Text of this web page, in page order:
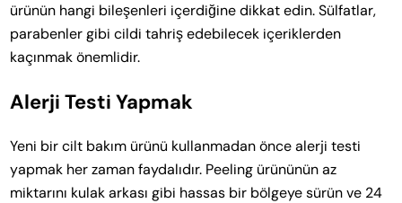
ürünün hangi bileşenleri içerdiğine dikkat edin. Sülfatlar,
parabenler gibi cildi tahriş edebilecek içeriklerden
kaçınmak önemlidir.
Alerji Testi Yapmak
Yeni bir cilt bakım ürünü kullanmadan önce alerji testi
yapmak her zaman faydalıdır. Peeling ürününün az
miktarını kulak arkası gibi hassas bir bölgeye sürün ve 24